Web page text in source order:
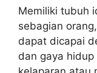
Memiliki tubuh
sebagian
dapat dicapai
dan gaya